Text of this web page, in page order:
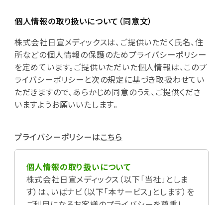
個人情報の取り扱いについて（同意文）
株式会社日宣メディックスは、ご提供いただく氏名、住
所などの個人情報の保護のためプライバシーポリシー
を定めています。ご提供いただいた個人情報は、このプ
ライバシーポリシーと次の規定に基づき取扱わせてい
ただきますので、あらかじめ同意のうえ、ご提供くださ
いますようお願いいたします。
プライバシーポリシーはこちら
個人情報の取り扱いについて
株式会社日宣メディックス（以下「当社」としま
す）は、いばナビ（以下「本サービス」とします）を